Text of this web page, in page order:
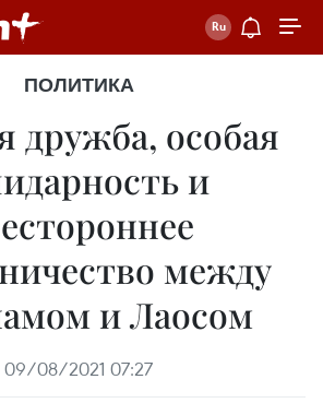
ПОЛИТИКА
дружба, особая
и
между
и Лаосом
09/08/2021 07:27